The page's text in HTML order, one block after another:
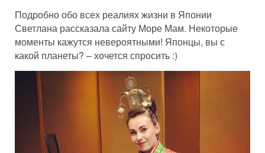
Подробно обо всех реалиях жизни в Японии
Светлана рассказала сайту Море Мам. Некоторые
моменты кажутся невероятными! Японцы, вы с
какой планеты? – хочется спросить :)